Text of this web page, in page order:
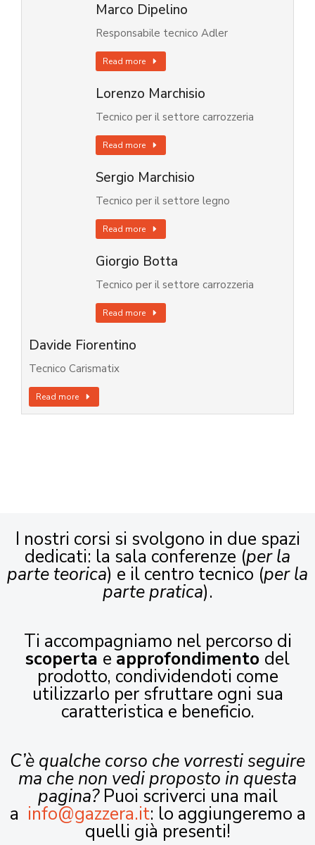
Marco Dipelino
Responsabile tecnico Adler
Read more
Lorenzo Marchisio
Tecnico per il settore carrozzeria
Read more
Sergio Marchisio
Tecnico per il settore legno
Read more
Giorgio Botta
Tecnico per il settore carrozzeria
Read more
Davide Fiorentino
Tecnico Carismatix
Read more
I nostri corsi si svolgono in due spazi
dedicati: la sala conferenze (per la
parte teorica) e il centro tecnico (per la
parte pratica).
Ti accompagniamo nel percorso di
scoperta e approfondimento del
prodotto, condividendoti come
utilizzarlo per sfruttare ogni sua
caratteristica e beneficio.
C’è qualche corso che vorresti seguire
ma che non vedi proposto in questa
pagina?Puoi scriverci una mail
a info@gazzera.it: lo aggiungeremo a
quelli già presenti!